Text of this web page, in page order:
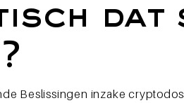
dat
Beslissingen inzake